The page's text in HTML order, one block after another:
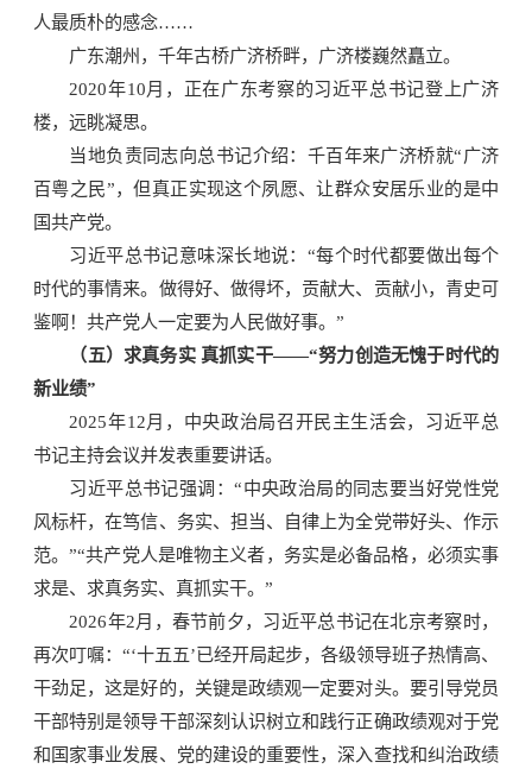
人最质朴的感念……
广东潮州，千年古桥广济桥畔，广济楼巍然矗立。
2020年10月，正在广东考察的习近平总书记登上广济
楼，远眺凝思。
当地负责同志向总书记介绍：千百年来广济桥就“广济
百粤之民”，但真正实现这个夙愿、让群众安居乐业的是中
国共产党。
习近平总书记意味深长地说：“每个时代都要做出每个
时代的事情来。做得好、做得坏，贡献大、贡献小，青史可
鉴啊！共产党人一定要为人民做好事。”
（五）求真务实 真抓实干——“努力创造无愧于时代的
新业绩”
2025年12月，中央政治局召开民主生活会，习近平总
书记主持会议并发表重要讲话。
习近平总书记强调：“中央政治局的同志要当好党性党
风标杆，在笃信、务实、担当、自律上为全党带好头、作示
范。”“共产党人是唯物主义者，务实是必备品格，必须实事
求是、求真务实、真抓实干。”
2026年2月，春节前夕，习近平总书记在北京考察时，
再次叮嘱：“‘十五五’已经开局起步，各级领导班子热情高、
干劲足，这是好的，关键是政绩观一定要对头。要引导党员
干部特别是领导干部深刻认识树立和践行正确政绩观对于党
和国家事业发展、党的建设的重要性，深入查找和纠治政绩